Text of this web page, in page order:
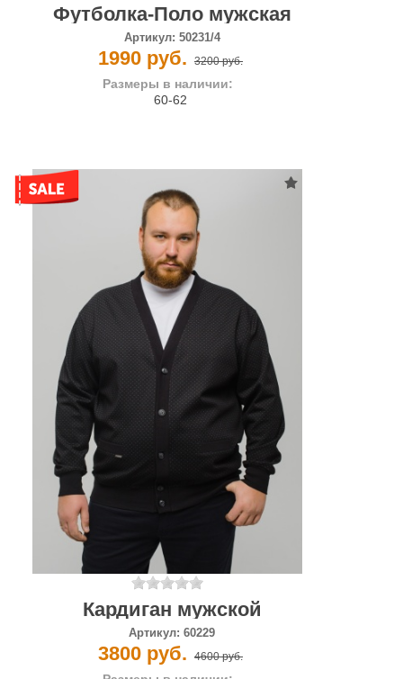
Футболка-Поло мужская
Артикул: 50231/4
1990 руб. 3200 руб.
Размеры в наличии:
60-62
Кардиган мужской
Артикул: 60229
3800 руб. 4600 руб.